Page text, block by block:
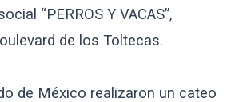
“PERROS Y VACAS”,
de los Toltecas.
de México realizaron un cateo